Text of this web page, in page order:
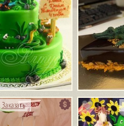
Заказать 1